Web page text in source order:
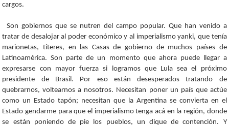
cargos.
Son gobiernos que se nutren del campo popular. Que han venido a
tratar de desalojar al poder económico y al imperialismo yanki, que tenía
marionetas, títeres, en las Casas de gobierno de muchos países de
Latinoamérica. Son parte de un momento que ahora puede llegar a
expresarse con mayor fuerza si logramos que Lula sea el próximo
presidente de Brasil. Por eso están desesperados tratando de
quebrarnos, voltearnos a nosotros. Necesitan poner un país que actúe
como un Estado tapón; necesitan que la Argentina se convierta en el
Estado gendarme para que el imperialismo tenga acá en la región, donde
se están poniendo de pie los pueblos, un dique de contención. Y